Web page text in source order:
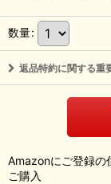
数量:
返品特約に関する重
Amazonにご登録の
ご購入